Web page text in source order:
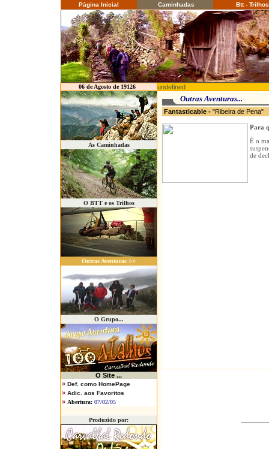
Página Inicial Caminhadas Btt - Trilhos
06 de Agosto de 19126 undefined
As Caminhadas
O BTT e os Trilhos
Outras Aventuras »»
O Grupo...
O Site ...
» Def. como HomePage
» Adic. aos Favoritos
» Abertura: 07/02/05
Produzido por:
Outras Aventuras...
Fantasticable - "Ribeira de
Para
É o
de